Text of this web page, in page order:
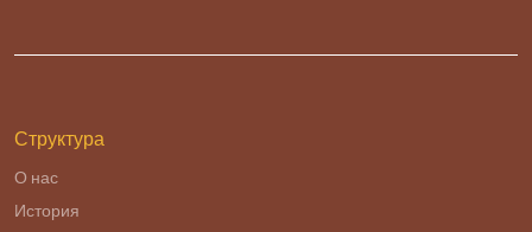
Структура
О нас
История